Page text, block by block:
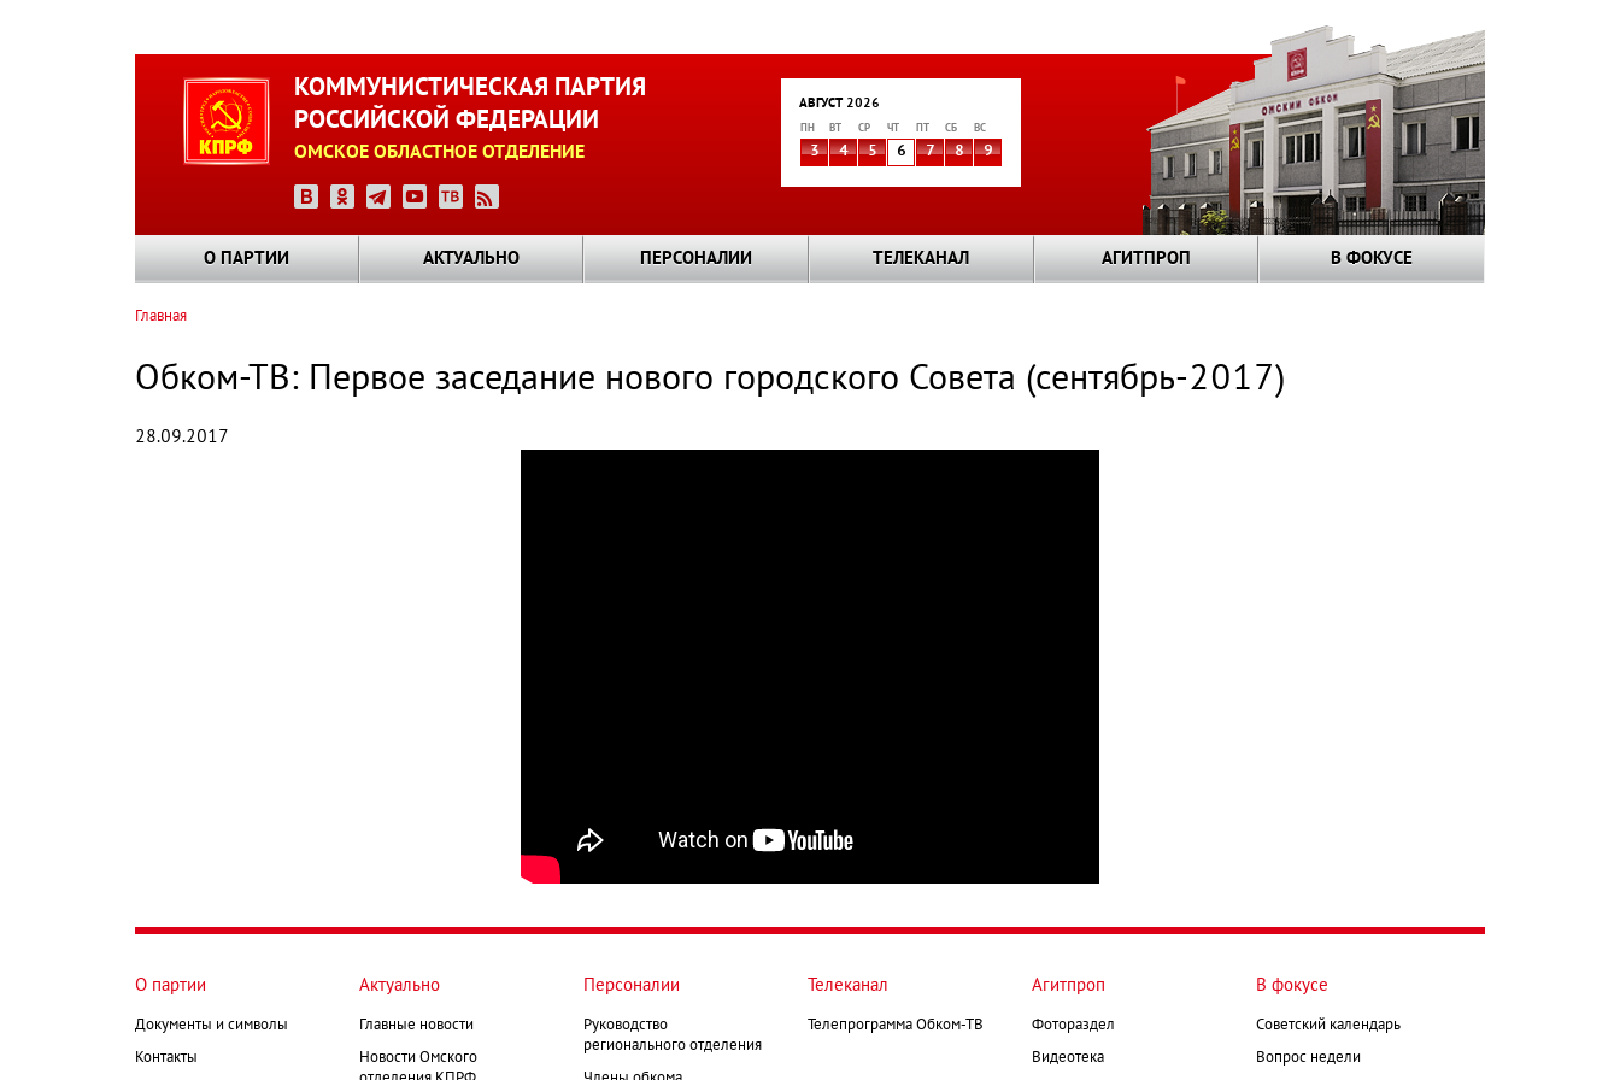
КОММУНИСТИЧЕСКАЯ ПАРТИЯ
РОССИЙСКОЙ ФЕДЕРАЦИИ
ОМСКОЕ ОБЛАСТНОЕ ОТДЕЛЕНИЕ
АВГУСТ 2026
ПН ВТ СР ЧТ СБ ВС
3 4 5 6 7 8 9
О ПАРТИИ АКТУАЛЬНО ПЕРСОНАЛИИ ТЕЛЕКАНАЛ АГИТПРОП В ФОКУСЕ
навигации
Главная
Обком-ТВ: Первое заседание нового городского Совета (сентябрь-2017)
28.09.2017
О партии
Документы и символы
Контакты
Актуально
Главные новости
Новости Омского
Персоналии
Руководство
регионального отделения
Телеканал
Телепрограмма Обком-ТВ
Агитпроп
Фотораздел
Видеотека
В фокусе
Советский календарь
Вопрос недели